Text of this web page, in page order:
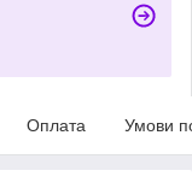
Оплата Умови